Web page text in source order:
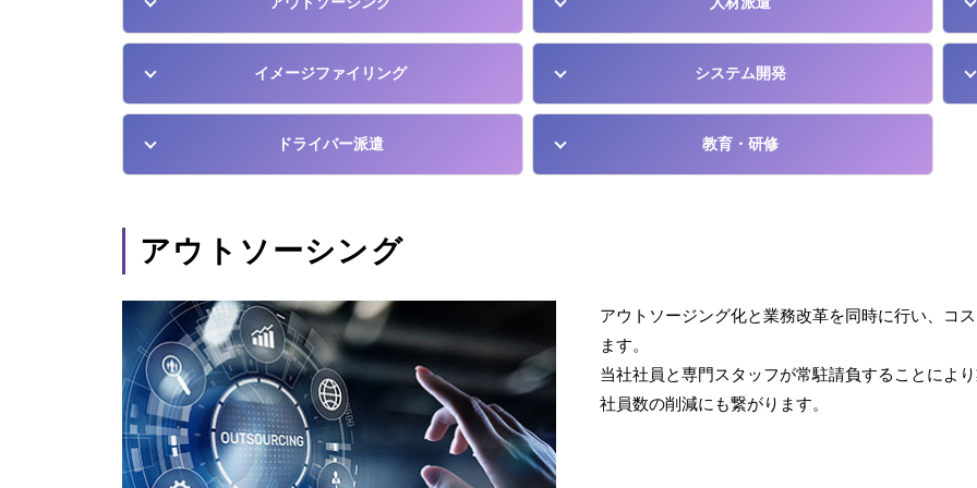
イメージファイリング システム開発
ドライバー派遣 教育・研修
アウトソーシング
アウトソージング化と業務改革を同時に行い、コ
ます。
当社社員と専門スタッフが常駐請負することによ
社員数の削減にも繋がります。